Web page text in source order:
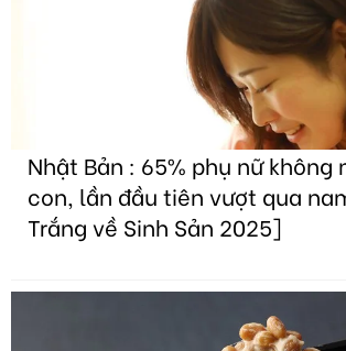
Nhật Bản : 65% phụ nữ không
con, lần đầu tiên vượt qua
Trắng về Sinh Sản 2025]